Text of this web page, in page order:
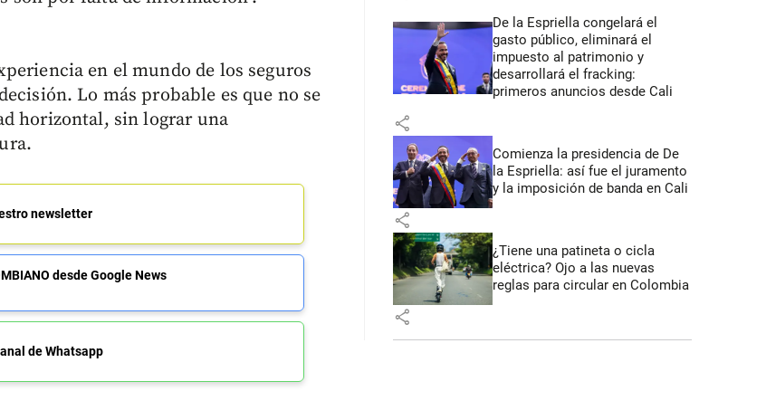
en el mundo de los seguros
Lo más probable es que no se
horizontal, sin lograr una
newsletter
desde Google News
de Whatsapp
De la Espriella congelará el
gasto público, eliminará el
impuesto al patrimonio y
desarrollará el fracking:
primeros anuncios desde Cali
share
Comienza la presidencia de De
la Espriella: así fue el juramento
y la imposición de banda en Cali
share
¿Tiene una patineta o cicla
eléctrica? Ojo a las nuevas
reglas para circular en Colombia
share